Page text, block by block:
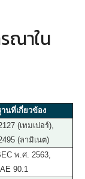
ณาใน
นที่เกี่ยวข้อง
(เทมเปอร์),
(ลามิเนต)
พ.ศ. 2563,
90.1